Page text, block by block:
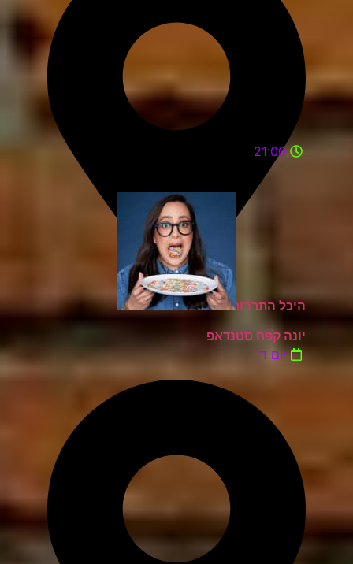
היכל התרבות כפר סבא
21:00
יונה קפח סטנדאפ
יום ד'